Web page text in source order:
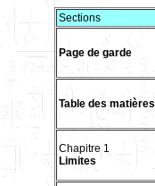
Sections
Page de garde
Table des matières
Chapitre 1
Limites